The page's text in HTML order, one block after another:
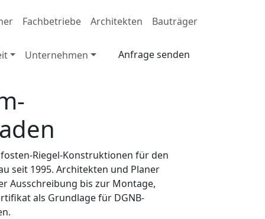
Fachbetriebe Architekten Bauträger
Unternehmen Anfrage senden
Riegel-Konstruktionen für den
seit 1995. Architekten und Planer
Ausschreibung bis zur Montage,
als Grundlage für DGNB-